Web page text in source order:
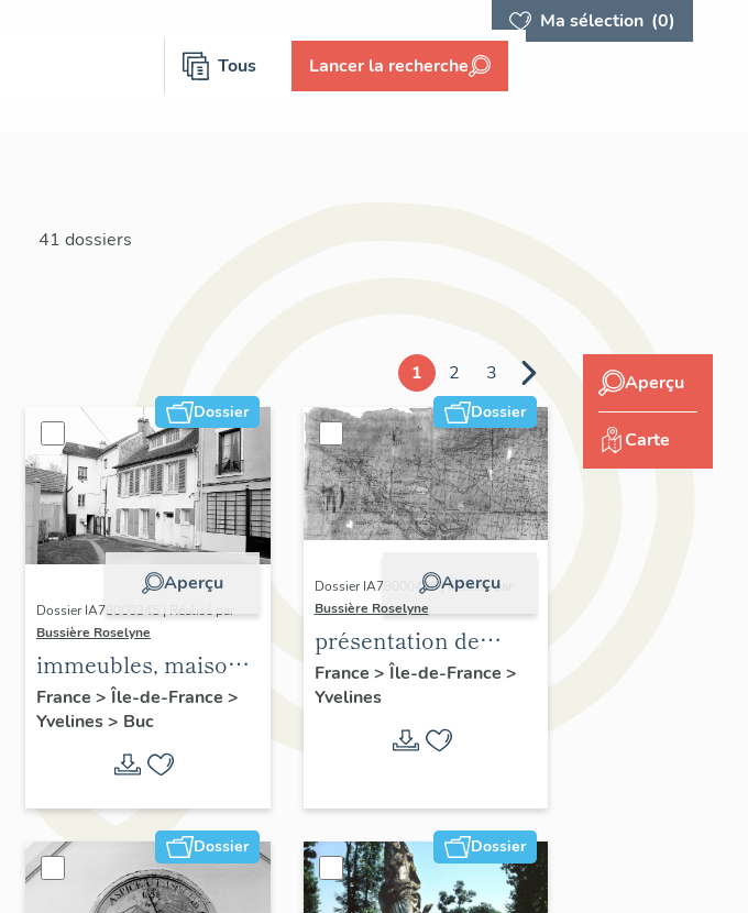
Ma sélection (0)
Tous Lancer la recherche
41 dossiers
1 2 3
Dossier
Aperçu
Dossier IA78000345 | Réalisé par
Bussière Roselyne
immeubles, maisons,
fermes
France > Île-de-France >
Yvelines> Buc
Dossier
Aperçu
Dossier IA78000496 | Réalisé par
Bussière Roselyne
présentation de
l'étude du
patrimoine de l'aire
d'étude Versailles
périphérie sud
France > Île-de-France >
Yvelines
Dossier Dossier
Aperçu
Carte